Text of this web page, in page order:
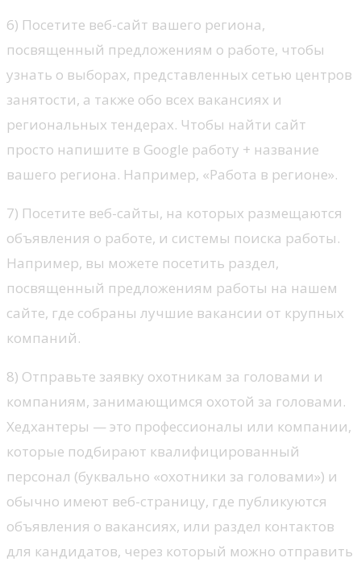
6) Посетите веб-сайт вашего региона,
посвященный предложениям о работе, чтобы
узнать о выборах, представленных сетью центров
занятости, а также обо всех вакансиях и
региональных тендерах. Чтобы найти сайт
просто напишите в Google работу + название
вашего региона. Например, «Работа в регионе».
7) Посетите веб-сайты, на которых размещаются
объявления о работе, и системы поиска работы.
Например, вы можете посетить раздел,
посвященный предложениям работы на нашем
сайте, где собраны лучшие вакансии от крупных
компаний.
8) Отправьте заявку охотникам за головами и
компаниям, занимающимся охотой за головами.
Хедхантеры — это профессионалы или компании,
которые подбирают квалифицированный
персонал (буквально «охотники за головами») и
обычно имеют веб-страницу, где публикуются
объявления о вакансиях, или раздел контактов
для кандидатов, через который можно отправить